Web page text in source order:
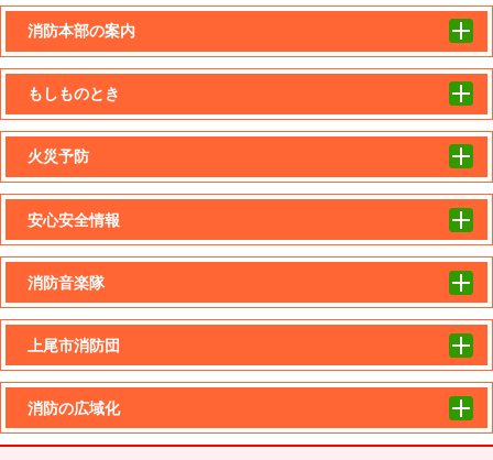
消防本部の案内
もしものとき
火災予防
安心安全情報
消防音楽隊
上尾市消防団
消防の広域化